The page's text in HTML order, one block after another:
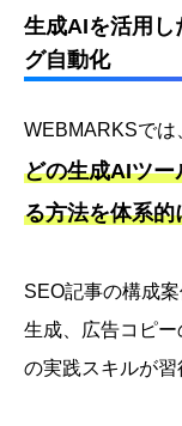
生成AIを活用し
グ自動化
WEBMARKSでは
どの生成AIツー
る方法を体系的
SEO記事の構成
生成、広告コピ
の実践スキルが習